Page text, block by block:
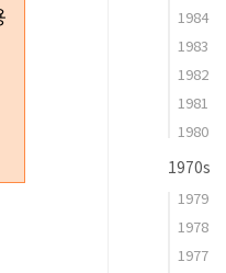
1984
1983
1982
1981
1980
1970s
1979
1978
1977